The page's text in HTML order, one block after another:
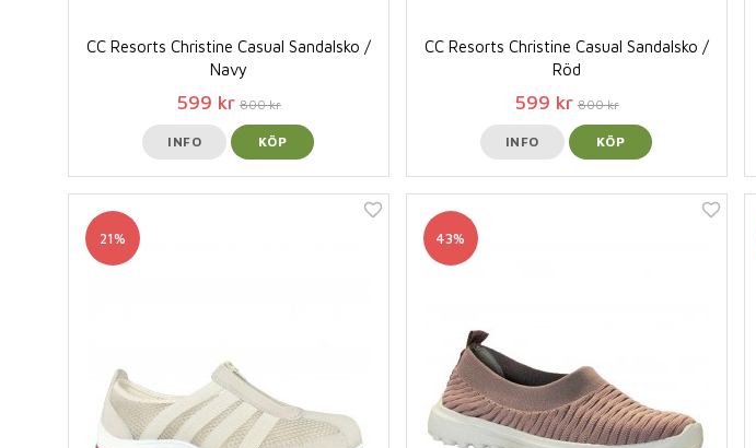
CC Resorts Christine Casual Sandalsko /
Navy
599 kr 800 kr
INFO KÖP
CC Resorts Christine Casual Sandalsko /
Röd
599 kr 800 kr
INFO KÖP
21% 43%